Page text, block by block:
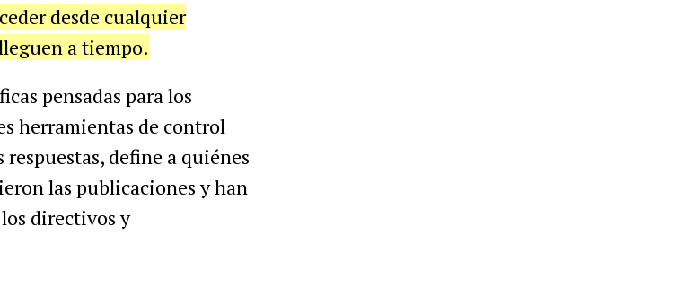
desde cualquier
a tiempo.
pensadas para los
herramientas de control
define a quiénes
las publicaciones y han
directivos y